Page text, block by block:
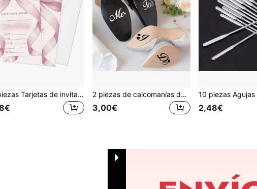
20 piezas Tarjetas de invitación de fiesta de cumpleaños con diseño de mariposa rosa y cinta, adecuadas para estudiantes, amigos, celebraciones familiares y suministros para fiestas de cumpleaños de adultos 2 piezas de calcomanías de decoración de boda "I Do/Me Too", calcomanías para zapatos de fiesta de boda para la novia y el novio, calcomanías para zapatos de boda resistentes al agua y removibles para decoración de boda "I Do/Me Too"
3,00€ 2,48€